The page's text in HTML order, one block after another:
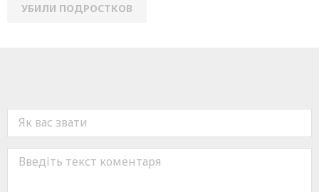
УБИЛИ ПОДРОСТКОВ